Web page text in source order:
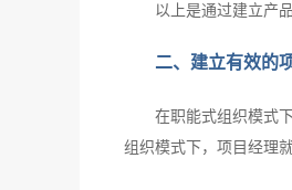
以上是通过建立产
二、建立有效的
在职能式组织模式
组织模式下，项目经理